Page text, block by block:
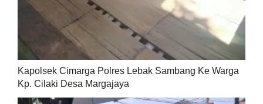
Kapolsek Cimarga Polres Lebak Sambang Ke Warga
Kp. Cilaki Desa Margajaya